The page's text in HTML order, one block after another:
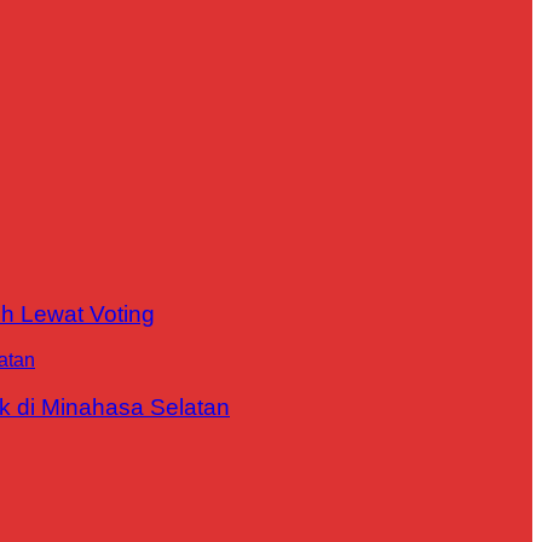
Lewat Voting
di Minahasa Selatan